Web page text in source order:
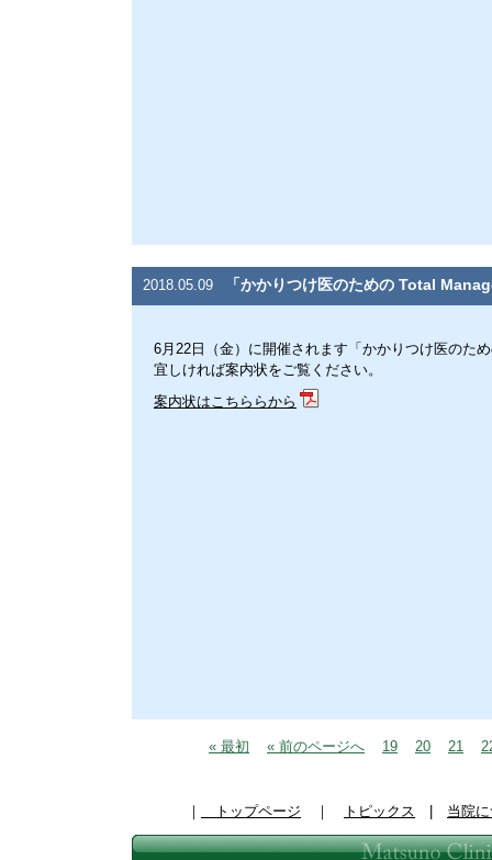
2018.05.09 「かかりつけ医のための Total
6月22日（金）に開催されます「かかりつけ医のた
宜しければ案内状をご覧ください。
案内状はこちららから
« 最初 « 前のページへ 19 20 21
｜ トップページ ｜ トピックス 当院